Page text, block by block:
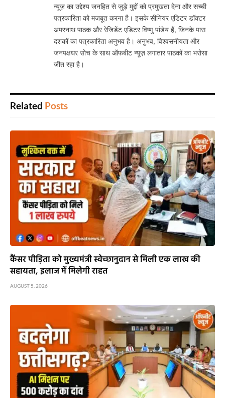
न्यूज़ का उद्देश्य जनहित से जुड़े मुद्दों को प्रमुखता देना और सच्ची
पत्रकारिता को मजबूत करना है। इसके सीनियर एडिटर डॉक्टर
अमरनाथ पाठक और रेजिडेंट एडिटर विष्णु पांडेय हैं, जिनके पास
दशकों का पत्रकारिता अनुभव है। अनुभव, विश्वसनीयता और
जनपक्षधर सोच के साथ ऑफबीट न्यूज़ लगातार पाठकों का भरोसा
जीत रहा है।
Related Posts
कैंसर पीड़िता को मुख्यमंत्री स्वेच्छानुदान से मिली एक लाख की
सहायता, इलाज में मिलेगी राहत
AUGUST 5, 2026